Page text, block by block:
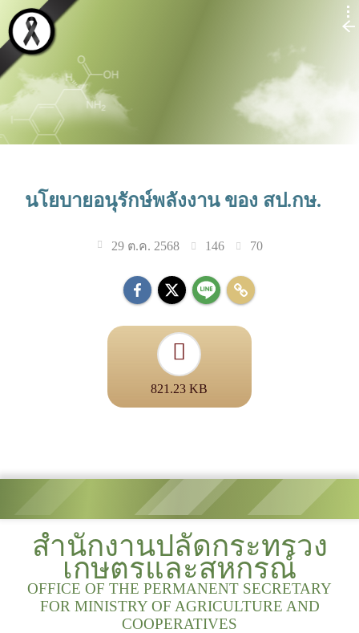
นโยบายอนุรักษ์พลังงาน ของ สป.กษ.
29 ต.ค. 2568 146 70
821.23 KB
สำนักงานปลัดกระทรวง
เกษตรและสหกรณ์
OFFICE OF THE PERMANENT SECRETARY
FOR MINISTRY OF AGRICULTURE AND
COOPERATIVES